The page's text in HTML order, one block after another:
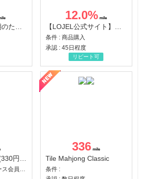
【CiQoni】妊活期のための葉酸サプリ
12.0%
【LOJEL公式サイト】スーツケース・バッグ
条件 : 商品購入
承認 : 45日程度
リピート可
336
Tile Mahjong Classic
条件 :